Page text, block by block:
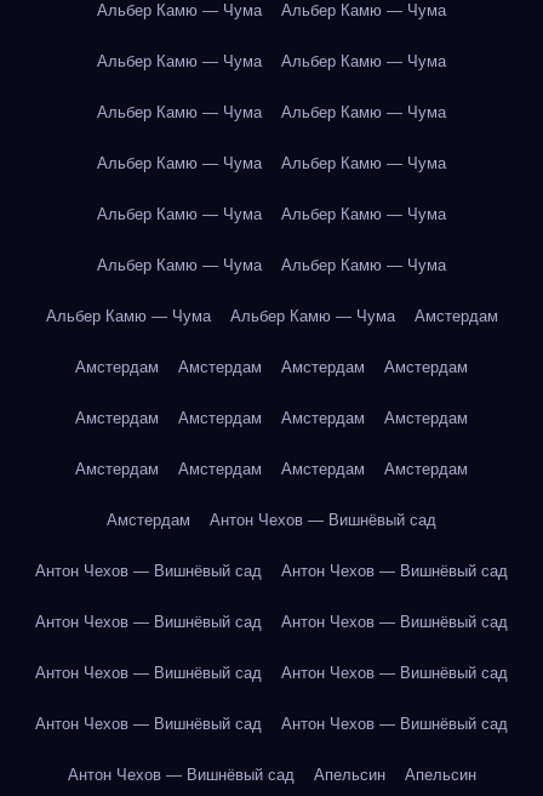
Альбер Камю — Чума Альбер Камю — Чума
Альбер Камю — Чума Альбер Камю — Чума
Альбер Камю — Чума Альбер Камю — Чума
Альбер Камю — Чума Альбер Камю — Чума
Альбер Камю — Чума Альбер Камю — Чума
Альбер Камю — Чума Альбер Камю — Чума
Альбер Камю — Чума Альбер Камю — Чума Амстердам
Амстердам Амстердам Амстердам Амстердам
Амстердам Амстердам Амстердам Амстердам
Амстердам Амстердам Амстердам Амстердам
Амстердам Антон Чехов — Вишнёвый сад
Антон Чехов — Вишнёвый сад Антон Чехов — Вишнёвый сад
Антон Чехов — Вишнёвый сад Антон Чехов — Вишнёвый сад
Антон Чехов — Вишнёвый сад Антон Чехов — Вишнёвый сад
Антон Чехов — Вишнёвый сад Антон Чехов — Вишнёвый сад
Антон Чехов — Вишнёвый сад Апельсин Апельсин